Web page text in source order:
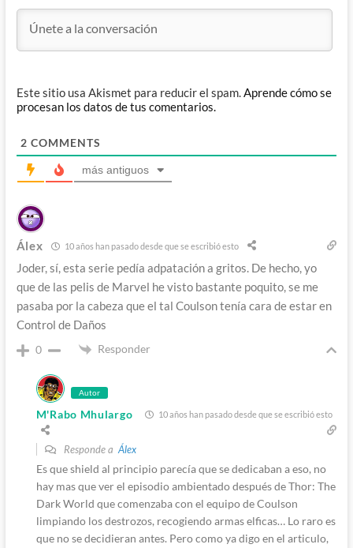
Este sitio usa Akismet para reducir el spam.Aprende cómo se
procesan los datos de tus comentarios.
2 COMMENTS
más antiguos
Álex 10 años han pasado desde que se escribió esto
Joder, sí, esta serie pedía adpatación a gritos. De hecho, yo
que de las pelis de Marvel he visto bastante poquito, se me
pasaba por la cabeza que el tal Coulson tenía cara de estar en
Control de Daños
0 Responder
Autor
M'Rabo Mhulargo 10 años han pasado desde que se escribió esto
Responde aÁlex
Es que shield al principio parecía que se dedicaban a eso, no
hay mas que ver el episodio ambientado después de Thor: The
Dark World que comenzaba con el equipo de Coulson
limpiando los destrozos, recogiendo armas elficas… Lo raro es
que no se decidieran antes. Pero como ya digo en el articulo,